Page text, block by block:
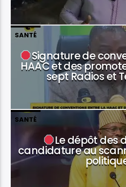
SANTÉ
Signature de
HAAC et des
sept Radios et
SANTÉ
Le dépôt des
candidature au